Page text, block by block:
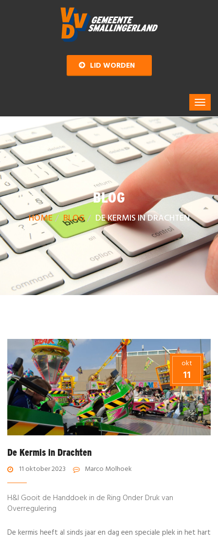
LID WORDEN
BLOG
HOME BLOG DE KERMIS IN DRACHTEN
okt
11
De Kermis in Drachten
11 oktober 2023 Marco Molhoek
H&I Gooit de Handdoek in de Ring Onder Druk van
Overregulering
De kermis heeft al sinds jaar en dag een speciale plek in het hart